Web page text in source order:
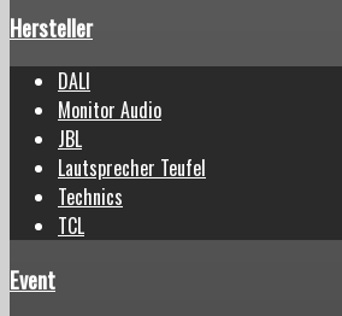
Hersteller
DALI
Monitor Audio
JBL
Lautsprecher Teufel
Technics
TCL
Event